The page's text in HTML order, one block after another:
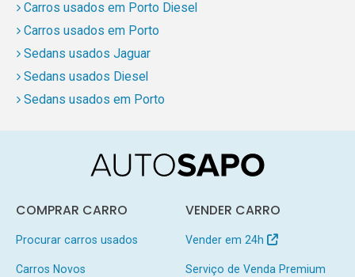
Carros usados em Porto Diesel
Carros usados em Porto
Sedans usados Jaguar
Sedans usados Diesel
Sedans usados em Porto
COMPRAR CARRO
Procurar carros usados
Carros Novos
VENDER CARRO
Vender em 24h
Serviço de Venda Premium